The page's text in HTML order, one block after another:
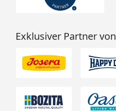
Exklusiver Partner von